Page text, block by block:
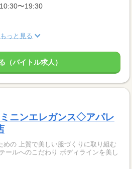
〜19:30
もっと見る
（バイトル求人）
ニンエレガンス◇アパレ
めの 上質で美しい服づくりに取り組む
ールへのこだわり ボディラインを美し